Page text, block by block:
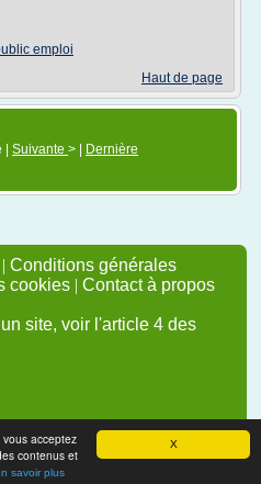
X
acceptez
contenus et
savoir plus
emploi
Haut de page
Suivante > |
Dernière
| Conditions générales
cookies | Contact à propos
site, voir l'article 4 des